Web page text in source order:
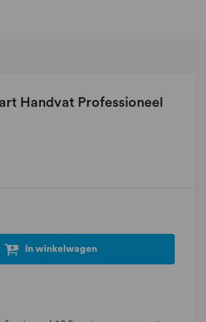
Handvat Professioneel
In winkelwagen